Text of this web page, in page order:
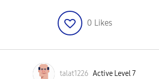
0 Likes
talat1226 Active Level 7